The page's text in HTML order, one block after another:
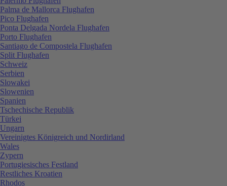
Palma de Mallorca Flughafen
Pico Flughafen
Ponta Delgada Nordela Flughafen
Porto Flughafen
Santiago de Compostela Flughafen
Split Flughafen
Schweiz
Serbien
Slowakei
Slowenien
Spanien
Tschechische Republik
Türkei
Ungarn
Vereinigtes Königreich und Nordirland
Wales
Zypern
Portugiesisches Festland
Restliches Kroatien
Rhodos